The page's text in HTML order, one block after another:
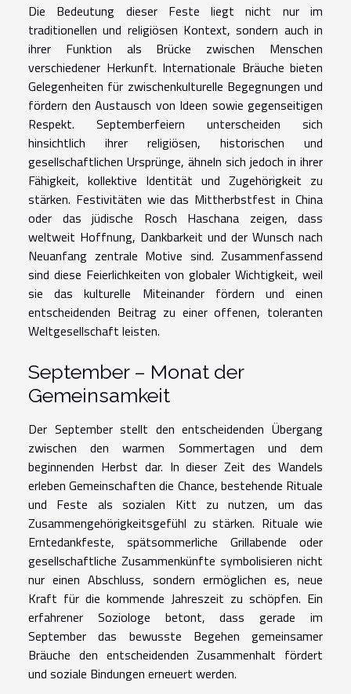
Die Bedeutung dieser Feste liegt nicht nur im
traditionellen und religiösen Kontext, sondern auch in
ihrer Funktion als Brücke zwischen Menschen
verschiedener Herkunft. Internationale Bräuche bieten
Gelegenheiten für zwischenkulturelle Begegnungen und
fördern den Austausch von Ideen sowie gegenseitigen
Respekt. Septemberfeiern unterscheiden sich
hinsichtlich ihrer religiösen, historischen und
gesellschaftlichen Ursprünge, ähneln sich jedoch in ihrer
Fähigkeit, kollektive Identität und Zugehörigkeit zu
stärken. Festivitäten wie das Mittherbstfest in China
oder das jüdische Rosch Haschana zeigen, dass
weltweit Hoffnung, Dankbarkeit und der Wunsch nach
Neuanfang zentrale Motive sind. Zusammenfassend
sind diese Feierlichkeiten von globaler Wichtigkeit, weil
sie das kulturelle Miteinander fördern und einen
entscheidenden Beitrag zu einer offenen, toleranten
Weltgesellschaft leisten.
September – Monat der
Gemeinsamkeit
Der September stellt den entscheidenden Übergang
zwischen den warmen Sommertagen und dem
beginnenden Herbst dar. In dieser Zeit des Wandels
erleben Gemeinschaften die Chance, bestehende Rituale
und Feste als sozialen Kitt zu nutzen, um das
Zusammengehörigkeitsgefühl zu stärken. Rituale wie
Erntedankfeste, spätsommerliche Grillabende oder
gesellschaftliche Zusammenkünfte symbolisieren nicht
nur einen Abschluss, sondern ermöglichen es, neue
Kraft für die kommende Jahreszeit zu schöpfen. Ein
erfahrener Soziologe betont, dass gerade im
September das bewusste Begehen gemeinsamer
Bräuche den entscheidenden Zusammenhalt fördert
und soziale Bindungen erneuert werden.